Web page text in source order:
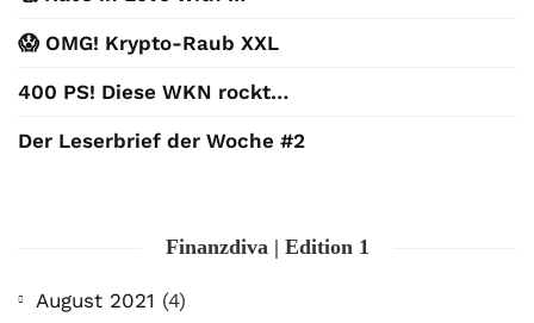
😱 OMG! Krypto-Raub XXL
400 PS! Diese WKN rockt…
Der Leserbrief der Woche #2
Finanzdiva | Edition 1
August 2021 (4)